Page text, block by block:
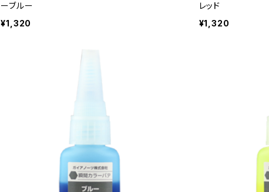
ーブルー
¥1,320
レッド
¥1,320